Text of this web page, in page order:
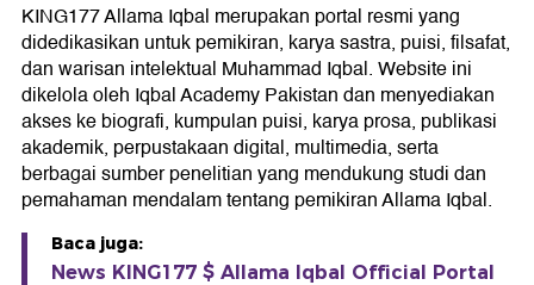
KING177 Allama Iqbal merupakan portal resmi yang
didedikasikan untuk pemikiran, karya sastra, puisi, filsafat,
dan warisan intelektual Muhammad Iqbal. Website ini
dikelola oleh Iqbal Academy Pakistan dan menyediakan
akses ke biografi, kumpulan puisi, karya prosa, publikasi
akademik, perpustakaan digital, multimedia, serta
berbagai sumber penelitian yang mendukung studi dan
pemahaman mendalam tentang pemikiran Allama Iqbal.
Baca juga:
News KING177 $ Allama Iqbal Official Portal